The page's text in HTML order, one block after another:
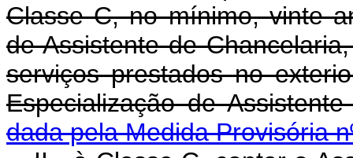
Classe C, no mínimo, vinte
de Assistente de
serviços prestados no
Especialização de
dada pela Medida Provisória